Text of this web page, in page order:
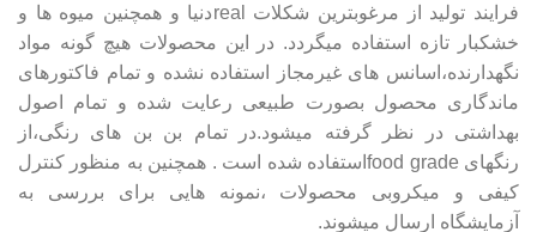
فرایند تولید از مرغوبترین شکلات realدنیا و همچنین میوه ها و
خشکبار تازه استفاده میگردد. در این محصولات هیچ گونه مواد
نگهدارنده،اسانس های غیرمجاز استفاده نشده و تمام فاکتورهای
ماندگاری محصول بصورت طبیعی رعایت شده و تمام اصول
بهداشتی در نظر گرفته میشود.در تمام بن بن های رنگی،از
رنگهای food gradeاستفاده شده است . همچنین به منظور کنترل
کیفی و میکروبی محصولات ،نمونه هایی برای بررسی به
آزمایشگاه ارسال میشوند.